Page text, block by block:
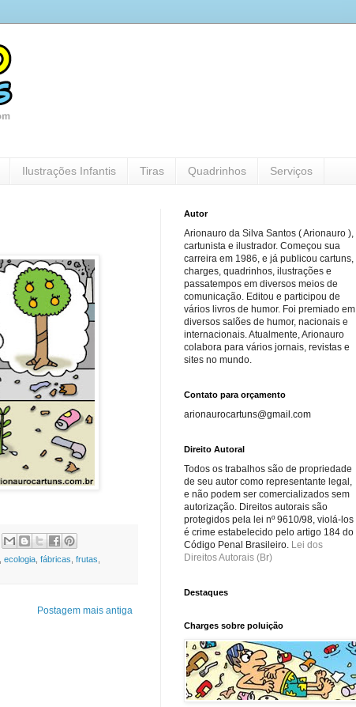
Ilustrações Infantis Tiras Quadrinhos Serviços
ecologia, fábricas frutas
Postagem mais antiga
Autor
Arionauro da Silva Santos ( Arionauro ),
cartunista e ilustrador. Começou sua
carreira em 1986, e já publicou cartuns,
charges, quadrinhos, ilustrações e
passatempos em diversos meios de
comunicação. Editou e participou de
vários livros de humor. Foi premiado em
diversos salões de humor, nacionais e
internacionais. Atualmente, Arionauro
colabora para vários jornais, revistas e
sites no mundo.
Contato para orçamento
arionaurocartuns@gmail.com
Direito Autoral
Todos os trabalhos são de propriedade
de seu autor como representante legal,
e não podem ser comercializados sem
autorização. Direitos autorais são
protegidos pela lei nº 9610/98, violá-los
é crime estabelecido pelo artigo 184 do
Código Penal Brasileiro. Lei dos
Direitos Autorais (Br)
Destaques
Charges sobre poluição